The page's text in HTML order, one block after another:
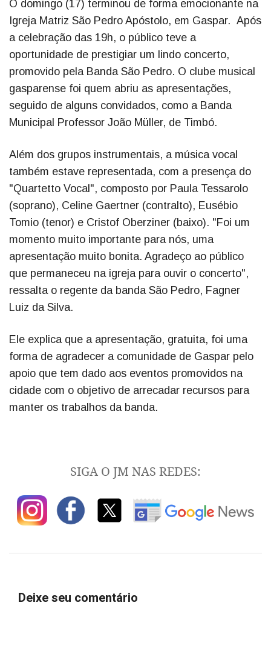
O domingo (17) terminou de forma emocionante na
Igreja Matriz São Pedro Apóstolo, em Gaspar. Após
a celebração das 19h, o público teve a
oportunidade de prestigiar um lindo concerto,
promovido pela Banda São Pedro. O clube musical
gasparense foi quem abriu as apresentações,
seguido de alguns convidados, como a Banda
Municipal Professor João Müller, de Timbó.
Além dos grupos instrumentais, a música vocal
também estave representada, com a presença do
"Quartetto Vocal", composto por Paula Tessarolo
(soprano), Celine Gaertner (contralto), Eusébio
Tomio (tenor) e Cristof Oberziner (baixo). "Foi um
momento muito importante para nós, uma
apresentação muito bonita. Agradeço ao público
que permaneceu na igreja para ouvir o concerto",
ressalta o regente da banda São Pedro, Fagner
Luiz da Silva.
Ele explica que a apresentação, gratuita, foi uma
forma de agradecer a comunidade de Gaspar pelo
apoio que tem dado aos eventos promovidos na
cidade com o objetivo de arrecadar recursos para
manter os trabalhos da banda.
SIGA O JM NAS REDES:
Deixe seu comentário